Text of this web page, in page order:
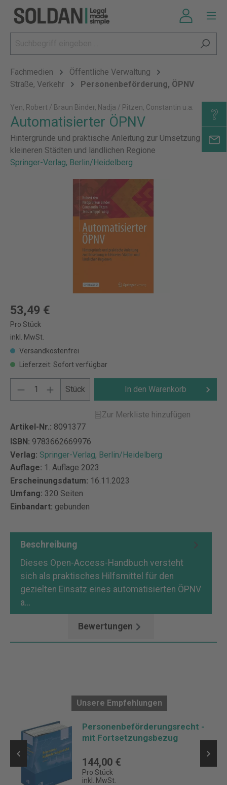
Fachmedien
Öffentliche Verwaltung
Straße, Verkehr
Personenbeförderung, ÖPNV
Yen, Robert / Braun Binder, Nadja / Pitzen, Constantin u.a.
Automatisierter ÖPNV
Hintergründe und praktische Anleitung zur Umsetzung in
kleineren Städten und ländlichen Regione
Springer-Verlag, Berlin/Heidelberg
53,49 €
Pro Stück
inkl. MwSt.
Versandkostenfrei
Lieferzeit: Sofort verfügbar
Stück In den Warenkorb
Zur Merkliste hinzufügen
Artikel-Nr.: 8091377
ISBN: 9783662669976
Verlag: Springer-Verlag, Berlin/Heidelberg
Auflage: 1. Auflage 2023
Erscheinungsdatum: 16.11.2023
Umfang: 320 Seiten
Einbandart: gebunden
Beschreibung
Dieses Open-Access-Handbuch versteht
sich als praktisches Hilfsmittel für den
gezielten Einsatz eines automatisierten ÖPNV
a…
Bewertungen
Unsere Empfehlungen
Personenbeförderungsrecht -
mit Fortsetzungsbezug
144,00 €
Pro Stück
inkl. MwSt.